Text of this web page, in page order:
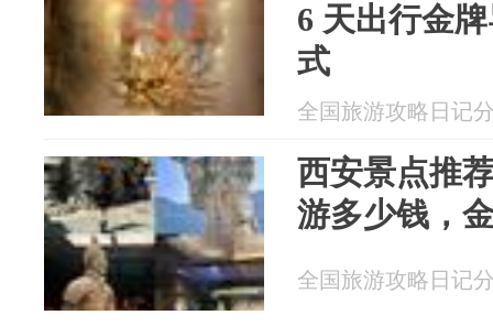
6 天出行金
式
全国旅游攻略日记
西安景点推
游多少钱，
全国旅游攻略日记